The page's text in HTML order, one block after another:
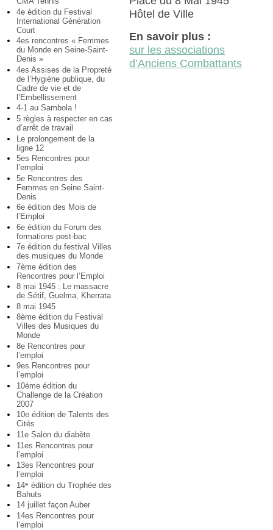
4e édition du Festival
International Génération
Court
4es rencontres « Femmes
du Monde en Seine-Saint-
Denis »
4es Assises de la Propreté
de l’Hygiène publique, du
Cadre de vie et de
l’Embellissement
4-1 au Sambola !
5 règles à respecter en cas
d’arrêt de travail
Le prolongement de la
ligne 12
5es Rencontres pour
l’emploi
5e Rencontres des
Femmes en Seine Saint-
Denis
6e édition des Mois de
l’Emploi
6e édition du Forum des
formations post-bac
7e édition du festival Villes
des musiques du Monde
7ème édition des
Rencontres pour l’Emploi
8 mai 1945 : Le massacre
de Sétif, Guelma, Kherrata
8 mai 1945
8ème édition du Festival
Villes des Musiques du
Monde
8e Rencontres pour
l’emploi
9es Rencontres pour
l’emploi
10ème édition du
Challenge de la Création
2007
10e édition de Talents des
Cités
11e Salon du diabète
11es Rencontres pour
l’emploi
13es Rencontres pour
l’emploi
14e édition du Trophée des
Bahuts
14 juillet façon Auber
14es Rencontres pour
l’emploi
Hôtel de Ville
En savoir plus :
sur les associations
d’Anciens Combattants